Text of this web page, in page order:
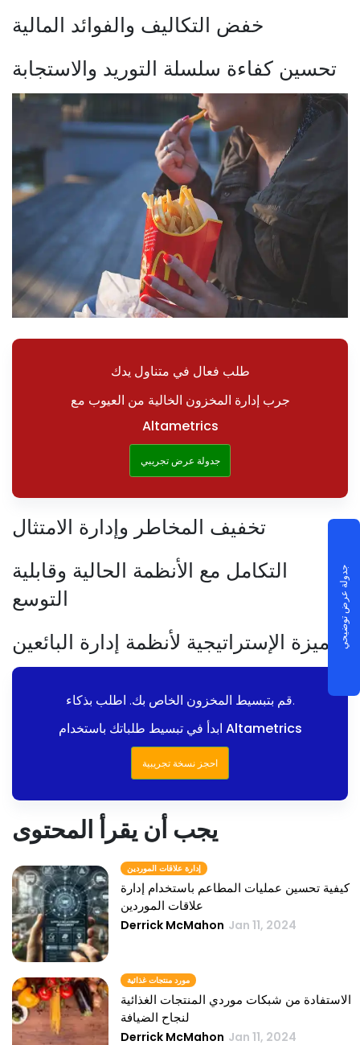
خفض التكاليف والفوائد المالية
تحسين كفاءة سلسلة التوريد والاستجابة
طلب فعال في متناول يدك
جرب إدارة المخزون الخالية من العيوب مع
Altametrics
جدولة عرض تجريبي
تخفيف المخاطر وإدارة الامتثال
التكامل مع الأنظمة الحالية وقابلية
التوسع
الميزة الإستراتيجية لأنظمة إدارة البائعين
قم بتبسيط المخزون الخاص بك. اطلب بذكاء.
ابدأ في تبسيط طلباتك باستخدام Altametrics
احجز نسخة تجريبية
يجب أن يقرأ المحتوى
إدارة علاقات الموردين
كيفية تحسين عمليات المطاعم باستخدام إدارة
علاقات الموردين
Derrick McMahon Jan 11, 2024
مورد منتجات غذائية
الاستفادة من شبكات موردي المنتجات الغذائية
لنجاح الضيافة
Derrick McMahon Jan 11, 2024
جدولة عرض توضيحي